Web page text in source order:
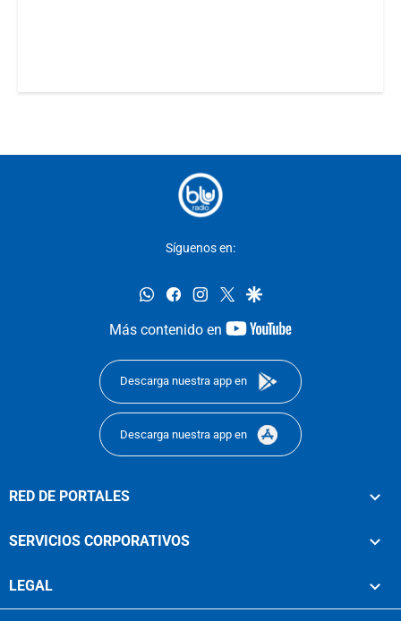
Síguenos en:
whatsappfacebookinstagram
twittergoogle
Más contenido en
youtube-
Descarga nuestra app en
Descarga nuestra app en
RED DE PORTALES
SERVICIOS CORPORATIVOS
LEGAL